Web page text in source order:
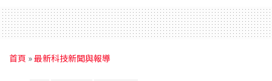
首頁 »最新科技新聞與報導